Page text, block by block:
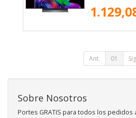
Ant. 01
Sobre Nosotros
Portes GRATIS para todos los pedidos